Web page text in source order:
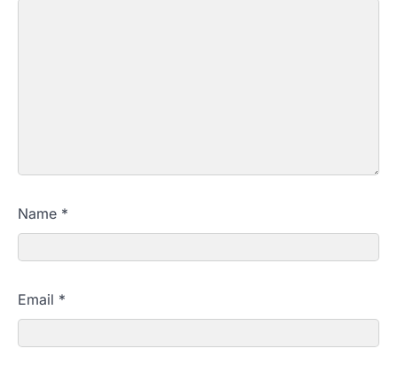
Name *
Email *